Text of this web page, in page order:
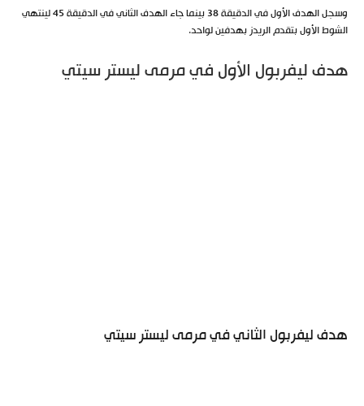
وسجل الهدف الأول في الدقيقة 38 بينما جاء الهدف الثاني في الدقيقة 45 لينتهي
الشوط الأول بتقدم الريدز بهدفين لواحد.
هدف ليفربول الأول في مرمى ليستر سيتي
هدف ليفربول الثاني في مرمى ليستر سيتي